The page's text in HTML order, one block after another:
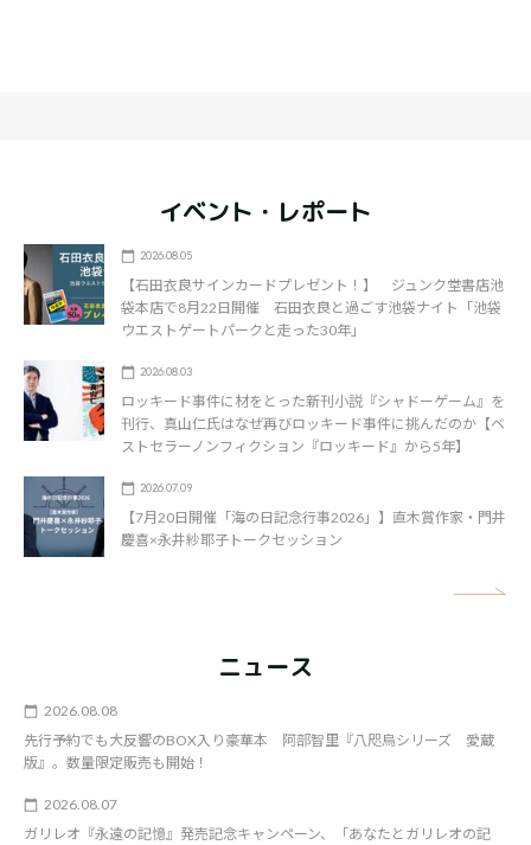
イベント・レポート
2026.08.05
【石田衣良サインカードプレゼント！】 ジュンク堂書店池
袋本店で8月22日開催 石田衣良と過ごす池袋ナイト「池袋
ウエストゲートパークと走った30年」
2026.08.03
ロッキード事件に材をとった新刊小説『シャドーゲーム』を
刊行、真山仁氏はなぜ再びロッキード事件に挑んだのか【ベ
ストセラーノンフィクション『ロッキード』から5年】
2026.07.09
【7月20日開催「海の日記念行事2026」】直木賞作家・門井
慶喜×永井紗耶子トークセッション
ニュース
2026.08.08
先行予約でも大反響のBOX入り豪華本 阿部智里『八咫烏シリーズ 愛蔵
版』。数量限定販売も開始！
2026.08.07
ガリレオ『永遠の記憶』発売記念キャンペーン、「あなたとガリレオの記